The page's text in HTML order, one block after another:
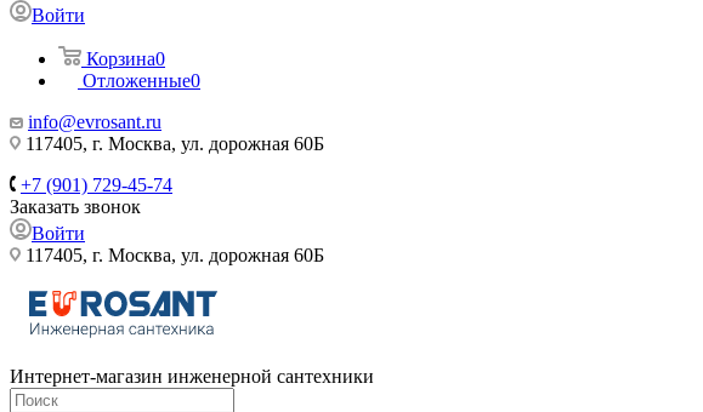
Войти
Корзина0
Отложенные0
info@evrosant.ru
117405, г. Москва, ул. дорожная 60Б
+7 (901) 729-45-74
Заказать звонок
Войти
117405, г. Москва, ул. дорожная 60Б
Интернет-магазин инженерной сантехники